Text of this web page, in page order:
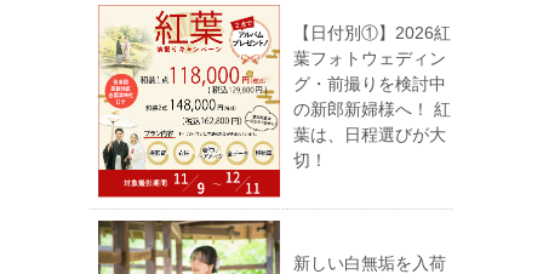
【日付別①】2026紅
葉フォトウェディン
グ・前撮りを検討中
の新郎新婦様へ！ 紅
葉は、日程選びが大
切！
新しい白無垢を入荷